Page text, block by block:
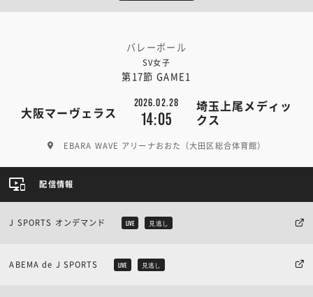
バレーボール
SV女子
第17節 GAME1
大阪マーヴェラス
2026.02.28
14:05
埼玉上尾メディッ
クス
EBARA WAVE アリーナおおた（大田区総合体育館）
配信情報
J SPORTS オンデマンド LIVE 見逃し
ABEMA de J SPORTS LIVE 見逃し